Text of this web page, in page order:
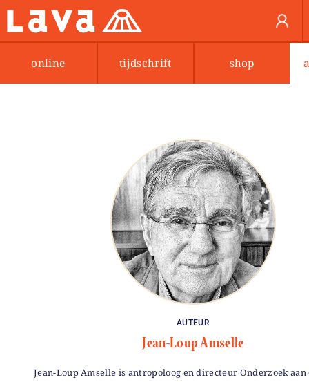
online tijdschrift shop
AUTEUR
Jean-Loup Amselle
Jean-Loup Amselle is antropoloog en directeur Onderzoek aan